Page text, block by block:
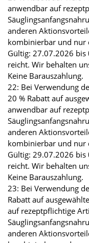
anwendbar auf
anderen
kombinierbar und nur
Gültig: 27.07.2026
reicht. Wir behalten
Keine Barauszahlung.
22: Bei Verwendung
20 % Rabatt auf
anwendbar auf
anderen
kombinierbar und nur
Gültig: 29.07.2026
reicht. Wir behalten
Keine Barauszahlung.
23: Bei Verwendung
Rabatt auf
auf rezeptpflichtige
anderen